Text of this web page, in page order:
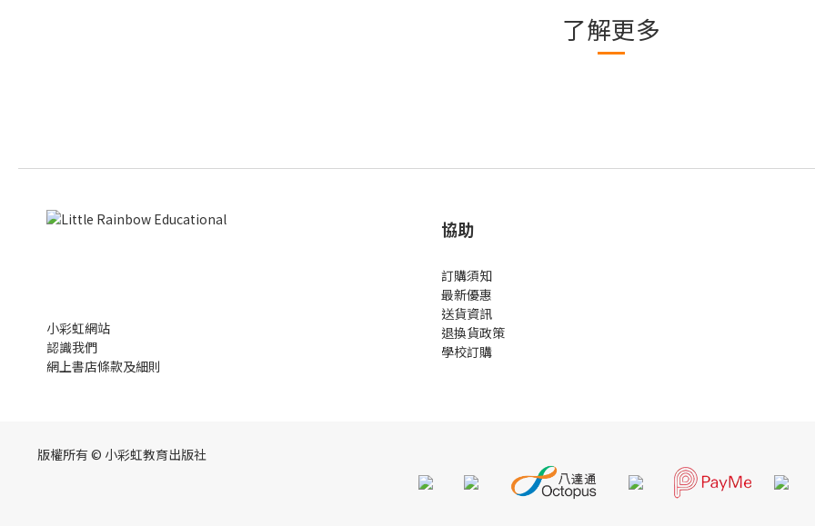
了解更多
小彩虹網站
認識我們
網上書店條款及細則
協助
訂購須知
最新優惠
送貨資訊
退換貨政策
學校訂購
版權所有 © 小彩虹教育出版社